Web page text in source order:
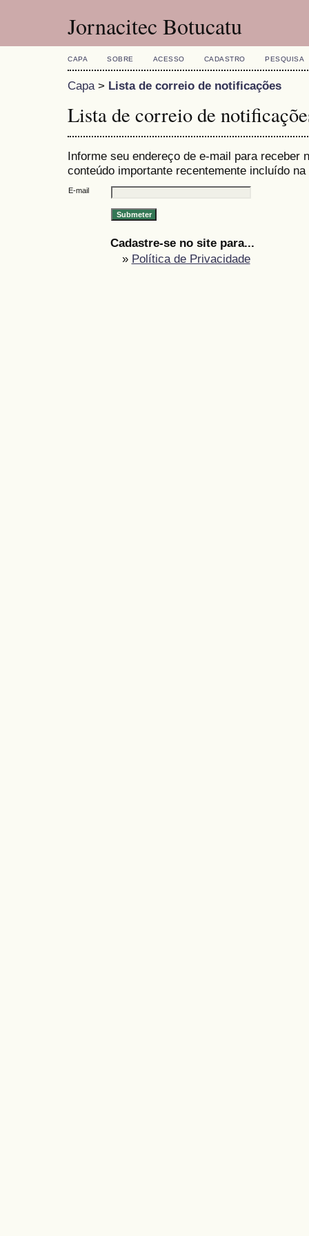
Jornacitec Botucatu
CAPA SOBRE ACESSO CADASTRO PESQUISA
Capa> Lista de correio de notificações
Lista de correio de
Informe seu endereço de e-mail para receber
conteúdo importante recentemente incluído
E-mail
Cadastre-se no site para...
» Política de Privacidade